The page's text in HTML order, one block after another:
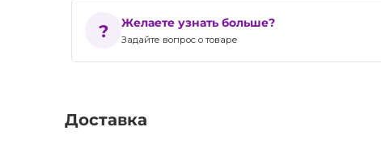
Желаете узнать больше?
Задайте вопрос о товаре
Доставка